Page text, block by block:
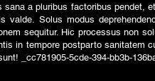
sana a pluribus factoribus pendet,
valde. Solus modus
sequitur. Hic processus non
in tempore postparto sanitatem
_cc781905-5cde-394-bb3b-